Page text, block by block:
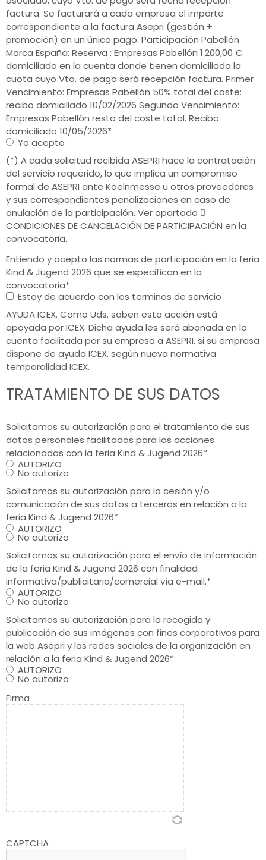
factura. Se facturará a cada empresa el importe
correspondiente a la factura Asepri (gestión +
promoción) en un único pago. Participación Pabellón
Marca España: Reserva : Empresas Pabellón 1.200,00 €
domiciliado en la cuenta donde tienen domiciliada la
cuota cuyo Vto. de pago será recepción factura. Primer
Vencimiento: Empresas Pabellón 50% total del coste:
recibo domiciliado 10/02/2026 Segundo Vencimiento:
Empresas Pabellón resto del coste total. Recibo
domiciliado 10/05/2026*
Yo acepto
(*) A cada solicitud recibida ASEPRI hace la contratación
del servicio requerido, lo que implica un compromiso
formal de ASEPRI ante Koelnmesse u otros proveedores
y sus correspondientes penalizaciones en caso de
anulación de la participación. Ver apartado 
CONDICIONES DE CANCELACIÓN DE PARTICIPACIÓN en la
convocatoria.
Entiendo y acepto las normas de participación en la feria
Kind & Jugend 2026 que se especifican en la
convocatoria*
Estoy de acuerdo con los terminos de servicio
AYUDA ICEX. Como Uds. saben esta acción está
apoyada por ICEX. Dicha ayuda les será abonada en la
cuenta facilitada por su empresa a ASEPRI, si su empresa
dispone de ayuda ICEX, según nueva normativa
temporalidad ICEX.
TRATAMIENTO DE SUS DATOS
Solicitamos su autorización para el tratamiento de sus
datos personales facilitados para las acciones
relacionadas con la feria Kind & Jugend 2026*
AUTORIZO
No autorizo
Solicitamos su autorización para la cesión y/o
comunicación de sus datos a terceros en relación a la
feria Kind & Jugend 2026*
AUTORIZO
No autorizo
Solicitamos su autorización para el envío de información
de la feria Kind & Jugend 2026 con finalidad
informativa/publicitaria/comercial vía e-mail.*
AUTORIZO
No autorizo
Solicitamos su autorización para la recogida y
publicación de sus imágenes con fines corporativos para
la web Asepri y las redes sociales de la organización en
relación a la feria Kind & Jugend 2026*
AUTORIZO
No autorizo
Firma
CAPTCHA